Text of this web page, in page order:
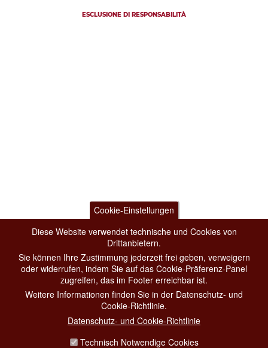
ESCLUSIONE DI RESPONSABILITÀ
Cookie-Einstellungen
Diese Website verwendet technische und Cookies von
Drittanbietern.
Sie können Ihre Zustimmung jederzeit frei geben, verweigern
oder widerrufen, indem Sie auf das Cookie-Präferenz-Panel
zugreifen, das im Footer erreichbar ist.
Weitere Informationen finden Sie in der Datenschutz- und
Cookie-Richtlinie.
Datenschutz- und Cookie-Richtlinie
Technisch Notwendige Cookies